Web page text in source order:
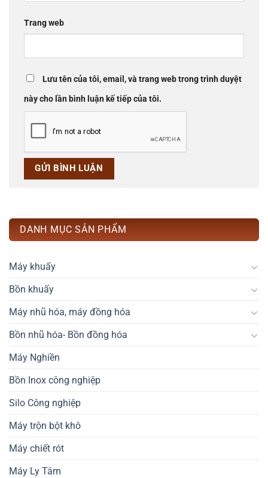
Trang web
Lưu tên của tôi, email, và trang web trong trình duyệt
này cho lần bình luận kế tiếp của tôi.
DANH MỤC SẢN PHẨM
Máy khuấy
Bồn khuấy
Máy nhũ hóa, máy đồng hóa
Bồn nhũ hóa- Bồn đồng hóa
Máy Nghiền
Bồn Inox công nghiệp
Silo Công nghiệp
Máy trộn bột khô
Máy chiết rót
Máy Ly Tâm